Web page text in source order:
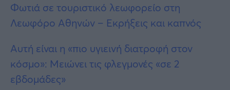
Φωτιά σε τουριστικό λεωφορείο στη
Λεωφόρο Αθηνών – Εκρήξεις και καπνός
Αυτή είναι η «πιο υγιεινή διατροφή στον
κόσμο»: Μειώνει τις φλεγμονές «σε 2
εβδομάδες»